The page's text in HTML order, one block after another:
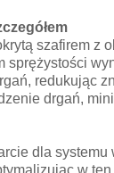
szafirem
redukując
drgań,
dla
w